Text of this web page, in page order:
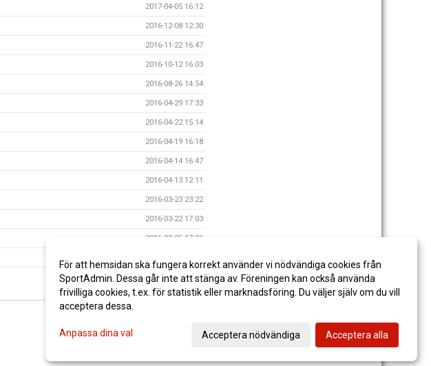
2017-04-05 16:12
2016-12-08 12:30
2016-11-22 16:47
2016-10-12 16:03
2016-08-26 14:54
2016-04-29 17:33
2016-04-22 15:14
2016-04-19 16:18
2016-04-14 16:47
2016-04-13 12:11
2016-03-23 23:22
2016-03-22 17:03
2016-02-25 17:26
2015-10-20 16:02
För att hemsidan ska fungera korrekt använder vi nödvändiga cookies från
SportAdmin. Dessa går inte att stänga av. Föreningen kan också använda
frivilliga cookies, t.ex. för statistik eller marknadsföring. Du väljer själv om du vill
acceptera dessa.
Anpassa dina val Acceptera nödvändiga Acceptera alla